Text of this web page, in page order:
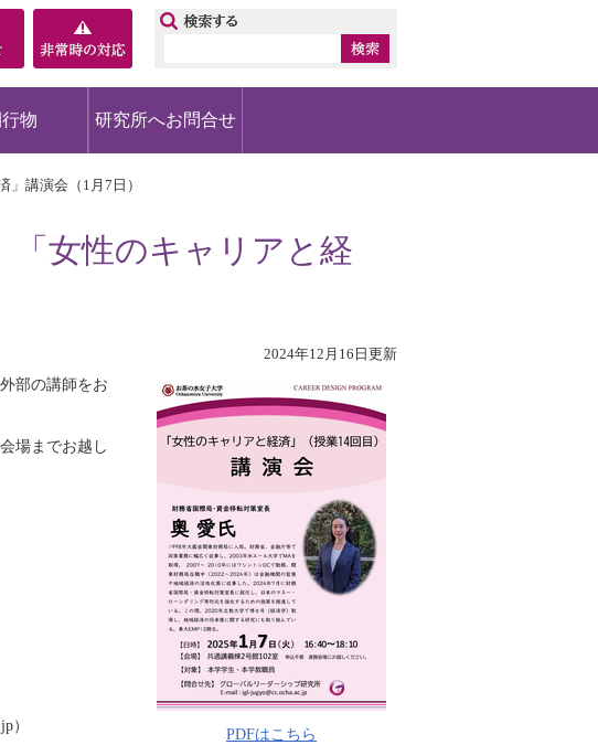
キャンパスマップ
サイトマップ
物 研究所へお問合せ
」講演会（1月7日）
「女性のキャリアと経
2024年12月16日更新
PDFはこちら
部の講師をお
場までお越し
）